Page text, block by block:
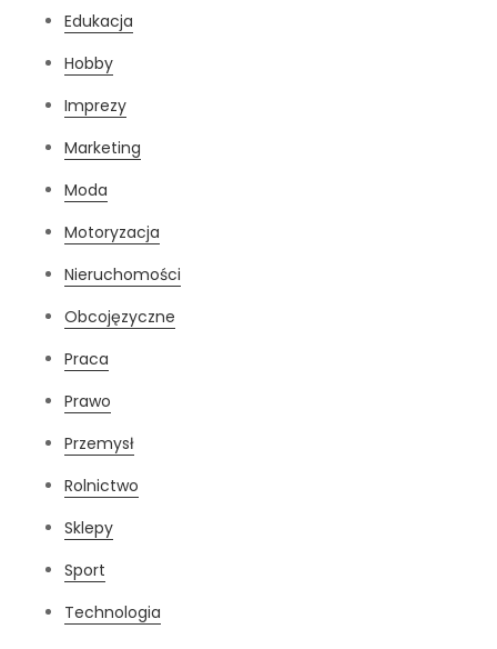
Edukacja
Hobby
Imprezy
Marketing
Moda
Motoryzacja
Nieruchomości
Obcojęzyczne
Praca
Prawo
Przemysł
Rolnictwo
Sklepy
Sport
Technologia